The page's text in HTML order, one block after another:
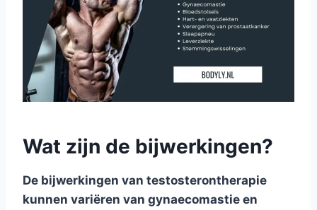
Wat zijn de bijwerkingen?
De bijwerkingen van testosterontherapie
kunnen variëren van gynaecomastie en